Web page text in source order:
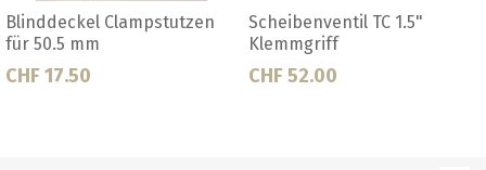
TC 1.5"
Scheibenventil Tri Clamp 1.5"
CHF 39.50